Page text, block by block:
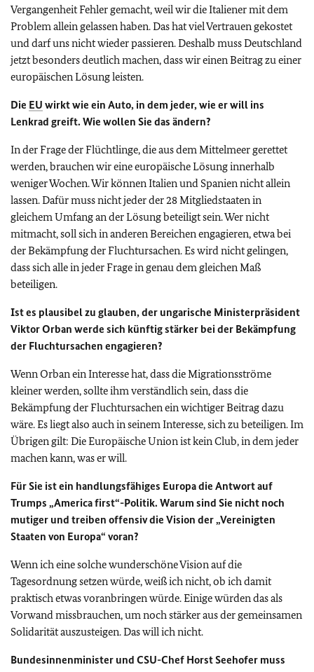
Vergangenheit Fehler gemacht, weil wir die Italiener mit dem
Problem allein gelassen haben. Das hat viel Vertrauen gekostet
und darf uns nicht wieder passieren. Deshalb muss Deutschland
jetzt besonders deutlich machen, dass wir einen Beitrag zu einer
europäischen Lösung leisten.
Die EU wirkt wie ein Auto, in dem jeder, wie er will ins
Lenkrad greift. Wie wollen Sie das ändern?
In der Frage der Flüchtlinge, die aus dem Mittelmeer gerettet
werden, brauchen wir eine europäische Lösung innerhalb
weniger Wochen. Wir können Italien und Spanien nicht allein
lassen. Dafür muss nicht jeder der 28 Mitgliedstaaten in
gleichem Umfang an der Lösung beteiligt sein. Wer nicht
mitmacht, soll sich in anderen Bereichen engagieren, etwa bei
der Bekämpfung der Fluchtursachen. Es wird nicht gelingen,
dass sich alle in jeder Frage in genau dem gleichen Maß
beteiligen.
Ist es plausibel zu glauben, der ungarische Ministerpräsident
Viktor Orban werde sich künftig stärker bei der Bekämpfung
der Fluchtursachen engagieren?
Wenn Orban ein Interesse hat, dass die Migrationsströme
kleiner werden, sollte ihm verständlich sein, dass die
Bekämpfung der Fluchtursachen ein wichtiger Beitrag dazu
wäre. Es liegt also auch in seinem Interesse, sich zu beteiligen. Im
Übrigen gilt: Die Europäische Union ist kein Club, in dem jeder
machen kann, was er will.
Für Sie ist ein handlungsfähiges Europa die Antwort auf
Trumps „America first“-Politik. Warum sind Sie nicht noch
mutiger und treiben offensiv die Vision der „Vereinigten
Staaten von Europa“ voran?
Wenn ich eine solche wunderschöne Vision auf die
Tagesordnung setzen würde, weiß ich nicht, ob ich damit
praktisch etwas voranbringen würde. Einige würden das als
Vorwand missbrauchen, um noch stärker aus der gemeinsamen
Solidarität auszusteigen. Das will ich nicht.
Bundesinnenminister und CSU-Chef Horst Seehofer muss